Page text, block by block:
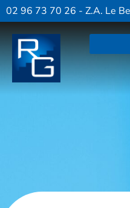
02 96 73 70 26 - Z.A. Le